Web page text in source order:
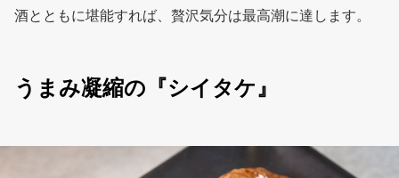
酒とともに堪能すれば、贅沢気分は最高潮に達します。
うまみ凝縮の『シイタケ』